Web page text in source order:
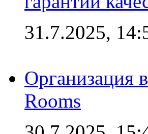
31.7.2025,
Организация
Rooms